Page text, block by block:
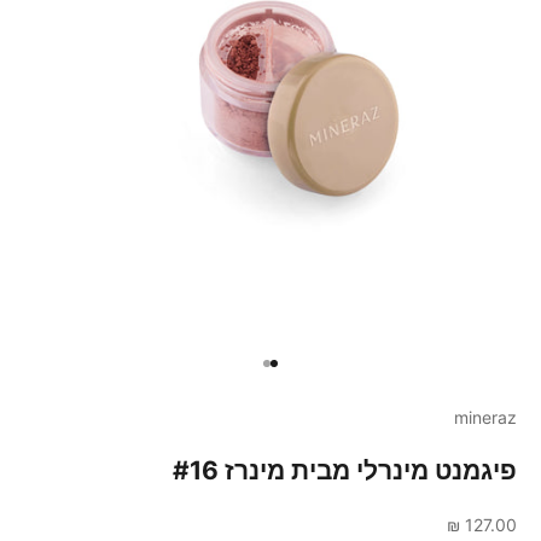
עברי לפריט 1
עברי לפריט 2
mineraz
פיגמנט מינרלי מבית מינרז #16
מחיר מבצע
127.00 ₪